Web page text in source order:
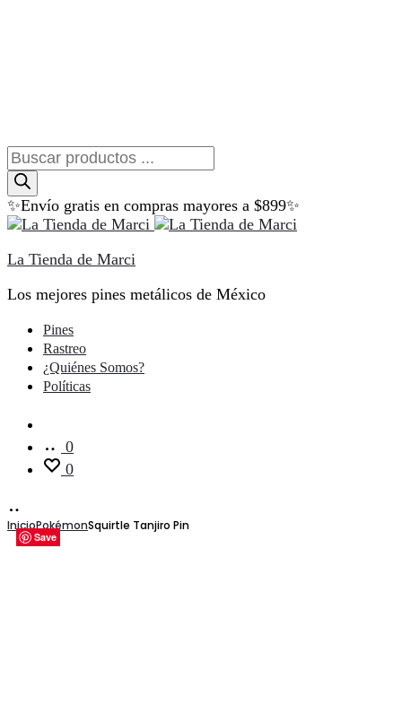
Búsqueda
de
productos
✨Envío gratis en compras mayores a $899✨
La Tienda de Marci
Los mejores pines metálicos de México
Pines
Rastreo
¿Quiénes Somos?
Políticas
0
0
InicioPokémonSquirtle Tanjiro Pin
Save
Save
Save
Save
Save
Save